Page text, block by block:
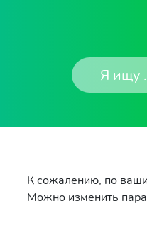
К сожалению, по
Можно изменить